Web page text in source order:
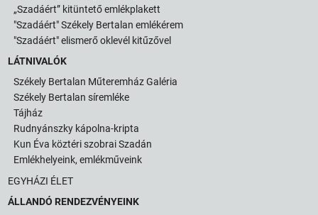
„Szadáért” kitüntető emlékplakett
"Szadáért" Székely Bertalan emlékérem
"Szadáért" elismerő oklevél kitűzővel
LÁTNIVALÓK
Székely Bertalan Műteremház Galéria
Székely Bertalan síremléke
Tájház
Rudnyánszky kápolna-kripta
Kun Éva köztéri szobrai Szadán
Emlékhelyeink, emlékműveink
EGYHÁZI ÉLET
ÁLLANDÓ RENDEZVÉNYEINK